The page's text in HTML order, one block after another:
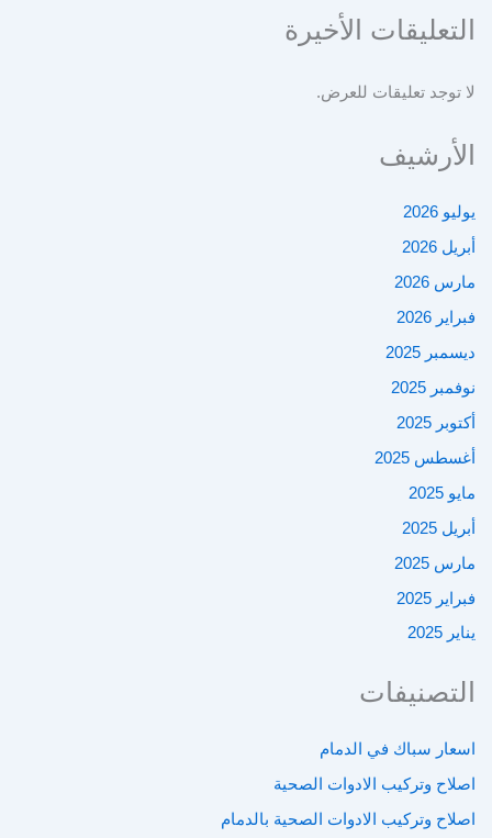
التعليقات الأخيرة
لا توجد تعليقات للعرض.
الأرشيف
يوليو 2026
أبريل 2026
مارس 2026
فبراير 2026
ديسمبر 2025
نوفمبر 2025
أكتوبر 2025
أغسطس 2025
مايو 2025
أبريل 2025
مارس 2025
فبراير 2025
يناير 2025
التصنيفات
اسعار سباك في الدمام
اصلاح وتركيب الادوات الصحية
اصلاح وتركيب الادوات الصحية بالدمام